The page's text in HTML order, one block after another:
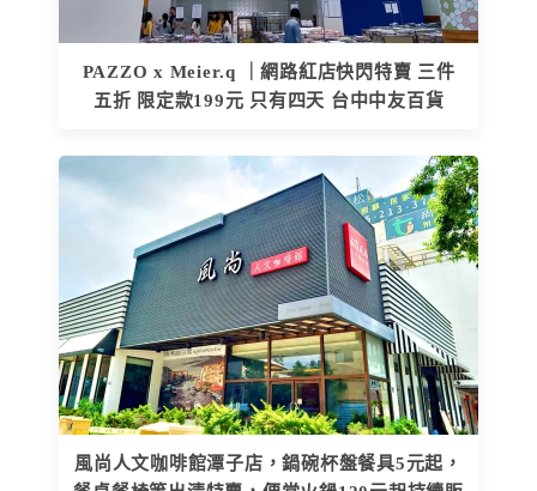
PAZZO x Meier.q ｜網路紅店快閃特賣 三件
五折 限定款199元 只有四天 台中中友百貨
風尚人文咖啡館潭子店，鍋碗杯盤餐具5元起，